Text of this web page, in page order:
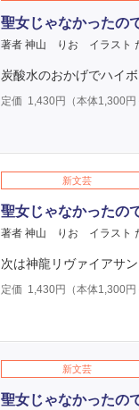
聖女じゃなかったの
著者 神山 りお イラスト
炭酸水のおかげでハイ
定価 1,430円（本体1,300円
新文芸
聖女じゃなかったの
著者 神山 りお イラスト
次は神龍リヴァイアサ
定価 1,430円（本体1,300円
新文芸
聖女じゃなかったの